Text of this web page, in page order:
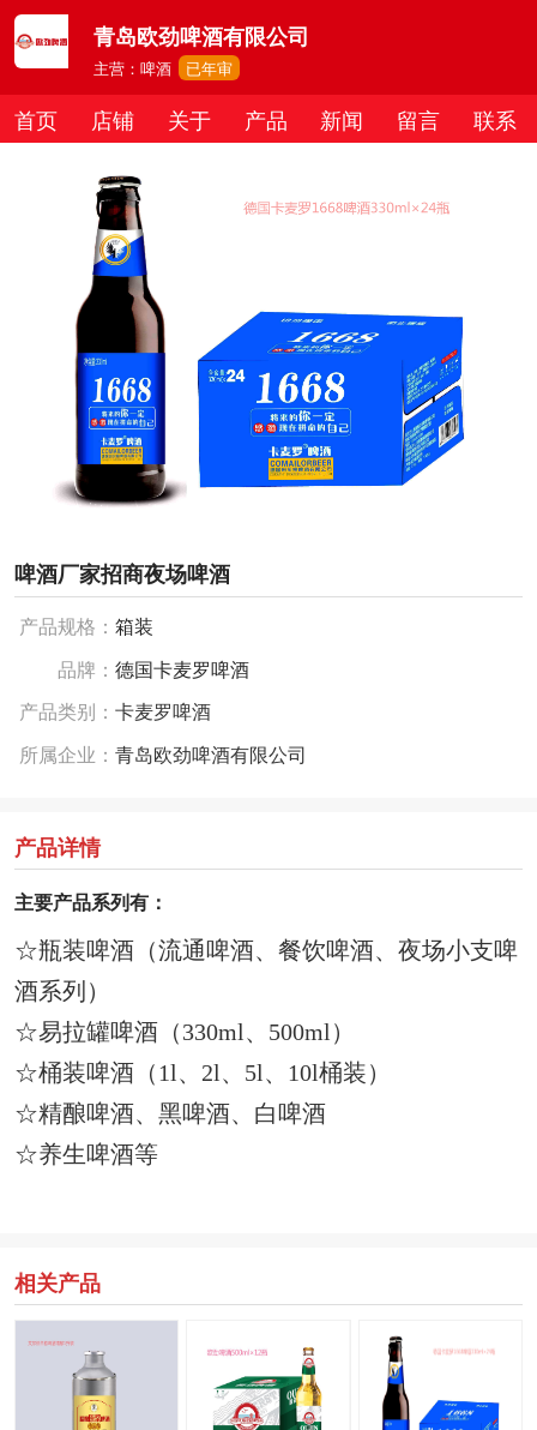
青岛欧劲啤酒有限公司
主营：啤酒 已年审
首页 店铺 关于 产品 新闻 留言 联系
啤酒厂家招商夜场啤酒
产品规格： 箱装
品牌： 德国卡麦罗啤酒
产品类别： 卡麦罗啤酒
所属企业： 青岛欧劲啤酒有限公司
产品详情
主要产品系列有：
☆瓶装啤酒（流通啤酒、餐饮啤酒、夜场小支啤
酒系列）
☆易拉罐啤酒（330ml、500ml）
☆桶装啤酒（1l、2l、5l、10l桶装）
☆精酿啤酒、黑啤酒、白啤酒
☆养生啤酒等
相关产品